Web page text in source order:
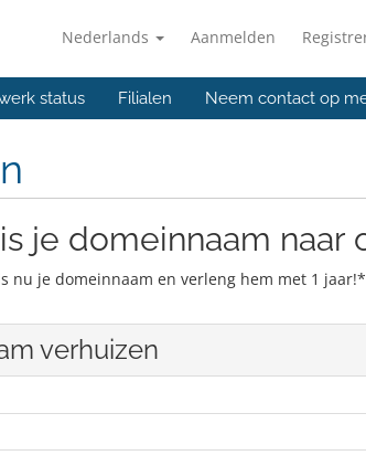
Nederlands Aanmelden
status Filialen Neem contact op
je domeinnaam naar
nu je domeinnaam en verleng hem met 1 jaar!*
verhuizen